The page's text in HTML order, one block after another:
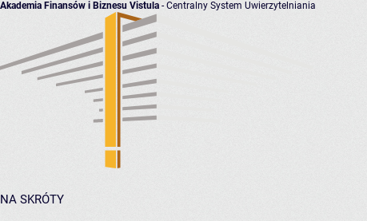
Akademia Finansów i Biznesu Vistula - Centralny System Uwierzytelniania
NA SKRÓTY